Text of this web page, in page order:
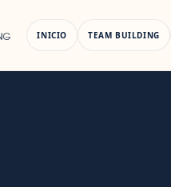
INICIO TEAM BUILDING